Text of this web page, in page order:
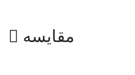
مقایسه